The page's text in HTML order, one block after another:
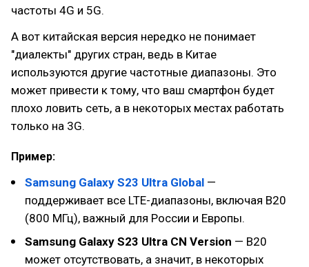
частоты 4G и 5G.
А вот китайская версия нередко не понимает
"диалекты" других стран, ведь в Китае
используются другие частотные диапазоны. Это
может привести к тому, что ваш смартфон будет
плохо ловить сеть, а в некоторых местах работать
только на 3G.
Пример:
Samsung Galaxy S23 Ultra Global —
поддерживает все LTE-диапазоны, включая B20
(800 МГц), важный для России и Европы.
Samsung Galaxy S23 Ultra CN Version — B20
может отсутствовать, а значит, в некоторых